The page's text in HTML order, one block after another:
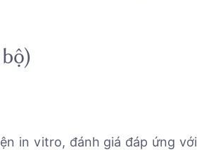
in vitro, đánh giá đáp ứng với